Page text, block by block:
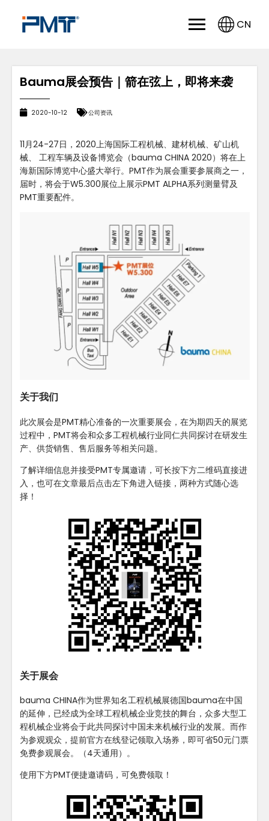
CN
Bauma展会预告｜箭在弦上，即将来袭
2020-10-12 公司资讯
11月24-27日，2020上海国际工程机械、建材机械、矿山机
械、 工程车辆及设备博览会（bauma CHINA 2020）将在上
海新国际博览中心盛大举行。PMT作为展会重要参展商之一，
届时，将会于W5.300展位上展示PMT ALPHA系列测量臂及
PMT重要配件。
关于我们
此次展会是PMT精心准备的一次重要展会，在为期四天的展览
过程中，PMT将会和众多工程机械行业同仁共同探讨在研发生
产、供货销售、售后服务等相关问题。
了解详细信息并接受PMT专属邀请，可长按下方二维码直接进
入，也可在文章最后点击左下角进入链接，两种方式随心选
择！
关于展会
bauma CHINA作为世界知名工程机械展德国bauma在中国
的延伸，已经成为全球工程机械企业竞技的舞台，众多大型工
程机械企业将会于此共同探讨中国未来机械行业的发展。而作
为参观观众，提前官方在线登记领取入场券，即可省50元门票
免费参观展会。（4天通用）。
使用下方PMT便捷邀请码，可免费领取！